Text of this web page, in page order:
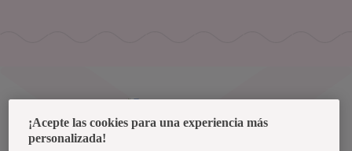
¡Acepte las cookies para una experiencia más
personalizada!